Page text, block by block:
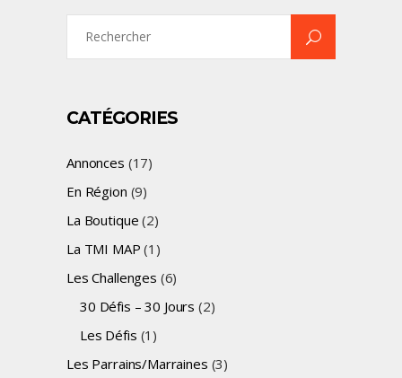
CATÉGORIES
Annonces (17)
En Région (9)
La Boutique (2)
La TMI MAP (1)
Les Challenges (6)
30 Défis – 30 Jours (2)
Les Défis (1)
Les Parrains/Marraines (3)